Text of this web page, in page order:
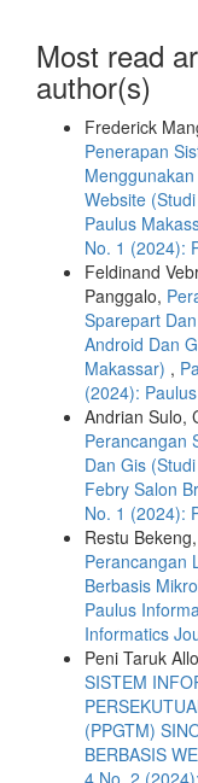
Most read
author(s)
Frederick
Penerapan
Website
Paulus
No. 1 (2024):
Feldinand
Panggalo,
Sparepart
Android Dan
Makassar) ,
(2024):
Andrian Sulo,
Perancangan
Dan Gis
Febry Salon
No. 1 (2024):
Restu
Perancangan
Berbasis
Paulus
Informatics
Peni Taruk
SISTEM
(PPGTM)
BERBASIS
4 No. 2